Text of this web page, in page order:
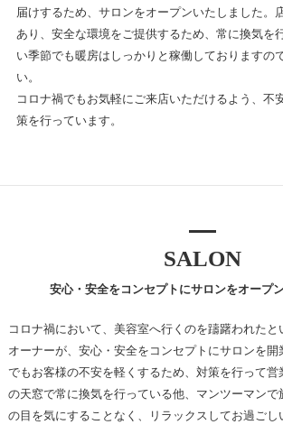
届けするため、サロンをオープンいたしました。
あり、安全な環境をご提供するため、常に換気を
い季節でも暖房はしっかりと稼働しておりますの
い。
コロナ禍でもお気軽にご来店いただけるよう、不
策を行っています。
安心・安全をコンセプトにサロンをオープ
SALON
コロナ禍において、美容室へ行くのを躊躇われた
オーナーが、安心・安全をコンセプトにサロンを開
でもお客様の不安を軽くするため、対策を行って営
の天窓で常に換気を行っている他、マンツーマンで
の目を気にすることなく、リラックスしてお過ごし